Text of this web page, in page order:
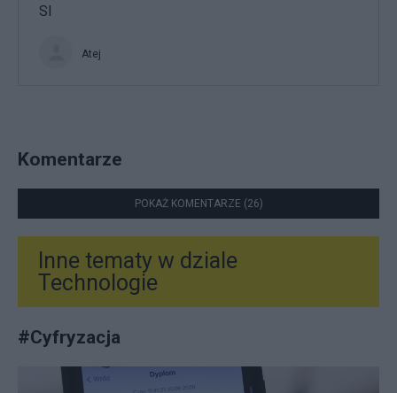
SI
Atej
Komentarze
POKAŻ KOMENTARZE (26)
Inne tematy w dziale
Technologie
#Cyfryzacja